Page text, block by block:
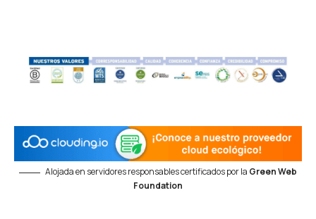
Alojada en servidores responsables certificados por la Green Web
Foundation